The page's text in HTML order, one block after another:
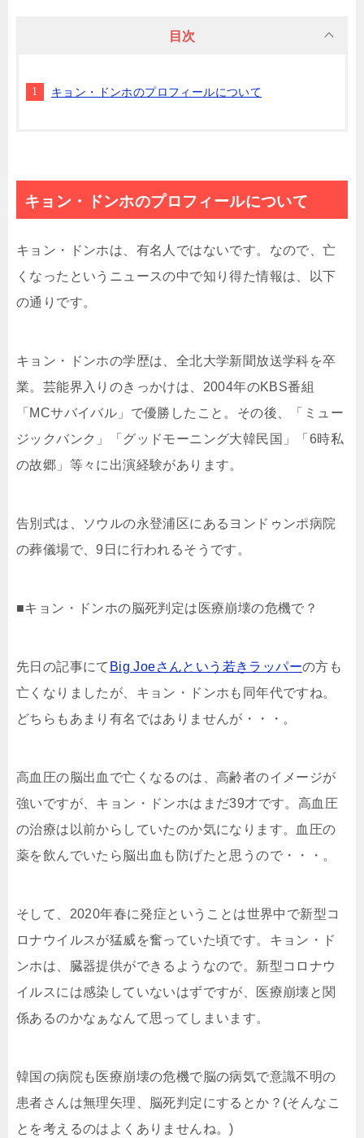
目次
キョン・ドンホのプロフィールについて
キョン・ドンホのプロフィールについて
キョン・ドンホは、有名人ではないです。なので、亡
くなったというニュースの中で知り得た情報は、以下
の通りです。
キョン・ドンホの学歴は、全北大学新聞放送学科を卒
業。芸能界入りのきっかけは、2004年のKBS番組
「MCサバイバル」で優勝したこと。その後、「ミュー
ジックバンク」「グッドモーニング大韓民国」「6時私
の故郷」等々に出演経験があります。
告別式は、ソウルの永登浦区にあるヨンドゥンポ病院
の葬儀場で、9日に行われるそうです。
■キョン・ドンホの脳死判定は医療崩壊の危機で？
先日の記事にて Big Joeさんという若きラッパーの方も
亡くなりましたが、キョン・ドンホも同年代ですね。
どちらもあまり有名ではありませんが・・・。
高血圧の脳出血で亡くなるのは、高齢者のイメージが
強いですが、キョン・ドンホはまだ39才です。高血圧
の治療は以前からしていたのか気になります。血圧の
薬を飲んでいたら脳出血も防げたと思うので・・・。
そして、2020年春に発症ということは世界中で新型コ
ロナウイルスが猛威を奮っていた頃です。キョン・ド
ンホは、臓器提供ができるようなので。新型コロナウ
イルスには感染していないはずですが、医療崩壊と関
係あるのかなぁなんて思ってしまいます。
韓国の病院も医療崩壊の危機で脳の病気で意識不明の
患者さんは無理矢理、脳死判定にするとか？(そんなこ
とを考えるのはよくありませんね。)